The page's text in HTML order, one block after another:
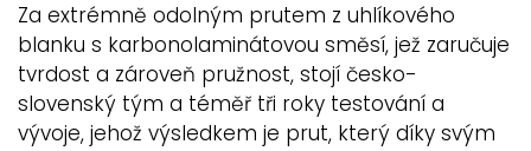
Za extrémně odolným prutem z uhlíkového
blanku s karbonolaminátovou směsí, jež zaručuje
tvrdost a zároveň pružnost, stojí česko-
slovenský tým a téměř tři roky testování a
vývoje, jehož výsledkem je prut, který díky svým